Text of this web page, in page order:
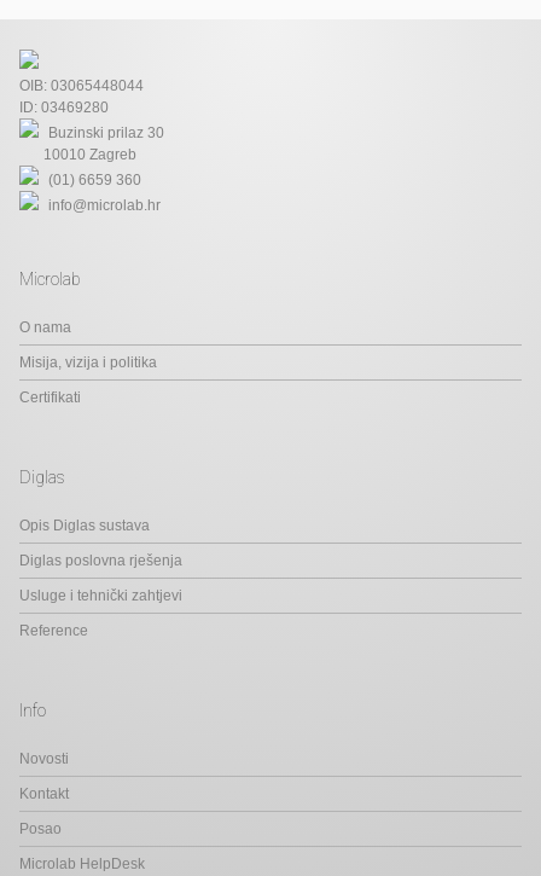
OIB: 03065448044
ID: 03469280
Buzinski prilaz 30
10010 Zagreb
(01) 6659 360
info@microlab.hr
Microlab
O nama
Misija, vizija i politika
Certifikati
Diglas
Opis Diglas sustava
Diglas poslovna rješenja
Usluge i tehnički zahtjevi
Reference
Info
Novosti
Kontakt
Posao
Microlab HelpDesk